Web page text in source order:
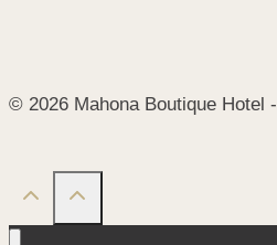
© 2026 Mahona Boutique Hotel -